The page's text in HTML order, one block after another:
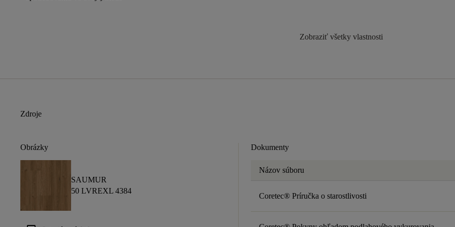
Zobraziť všetky vlastnosti
Zdroje
Obrázky
SAUMUR
50 LVREXL 4384
Dokumenty
Názov súboru
Coretec® Príručka o starostlivosti